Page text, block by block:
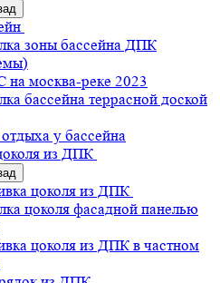
зоны бассейна ДПК
москва-реке 2023
бассейна террасной доской
у бассейна
из ДПК
цоколя из ДПК
цоколя фасадной панелью
цоколя из ДПК в частном